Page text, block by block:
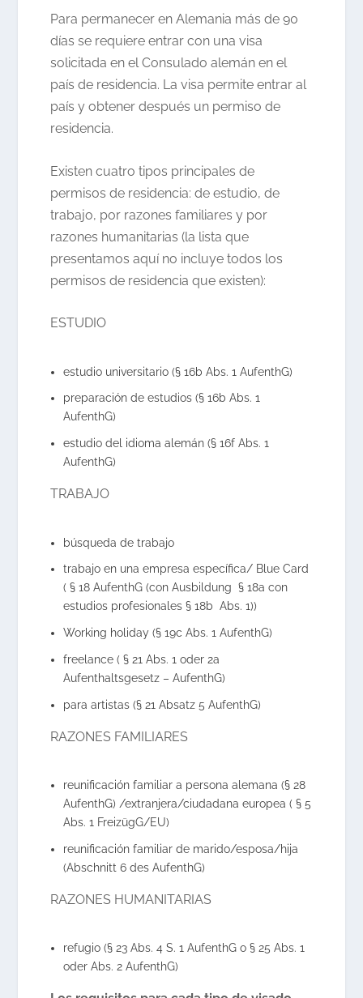
Para permanecer en Alemania más de 90
días se requiere entrar con una visa
solicitada en el Consulado alemán en el
país de residencia. La visa permite entrar al
país y obtener después un permiso de
residencia.
Existen cuatro tipos principales de
permisos de residencia: de estudio, de
trabajo, por razones familiares y por
razones humanitarias (la lista que
presentamos aquí no incluye todos los
permisos de residencia que existen):
ESTUDIO
estudio universitario (§ 16b Abs. 1 AufenthG)
preparación de estudios (§ 16b Abs. 1
AufenthG)
estudio del idioma alemán (§ 16f Abs. 1
AufenthG)
TRABAJO
búsqueda de trabajo
trabajo en una empresa específica/ Blue Card
( § 18 AufenthG (con Ausbildung § 18a con
estudios profesionales § 18b Abs. 1))
Working holiday (§ 19c Abs. 1 AufenthG)
freelance ( § 21 Abs. 1 oder 2a
Aufenthaltsgesetz – AufenthG)
para artistas (§ 21 Absatz 5 AufenthG)
RAZONES FAMILIARES
reunificación familiar a persona alemana (§ 28
AufenthG) /extranjera/ciudadana europea ( § 5
Abs. 1 FreizügG/EU)
reunificación familiar de marido/esposa/hija
(Abschnitt 6 des AufenthG)
RAZONES HUMANITARIAS
refugio (§ 23 Abs. 4 S. 1 AufenthG o § 25 Abs. 1
oder Abs. 2 AufenthG)